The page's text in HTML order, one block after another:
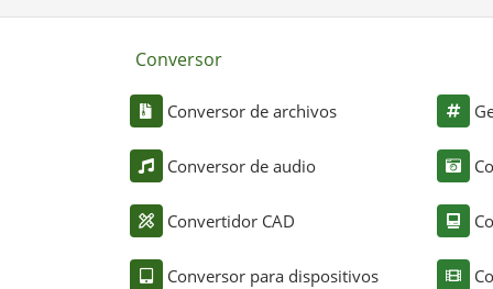
Conversor
Conversor de archivos
Conversor de audio
Convertidor CAD
Conversor para dispositivos